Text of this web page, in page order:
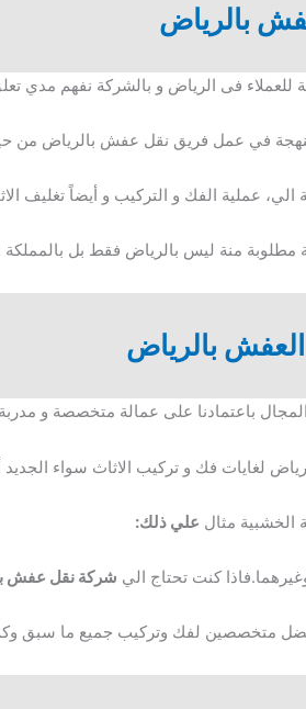
بالرياض
للعملاء فى الرياض و بالشركة نفهم مدي
في عمل فريق نقل عفش بالرياض من
الي، عملية الفك و التركيب و أيضاً تغليف
مطلوبة منة ليس بالرياض فقط بل بالمملكة
بالرياض
باعتمادنا على عمالة متخصصة و
لغايات فك و تركيب الاثاث سواء
الخشبية مثال علي ذلك:
كنت تحتاج الي شركة نقل عفش
أفضل متخصصين لفك وتركيب جميع ما سبق